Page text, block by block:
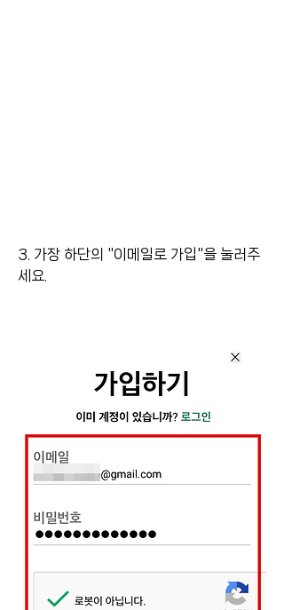
3. 가장 하단의 "이메일로 가입"을 눌러주
세요.